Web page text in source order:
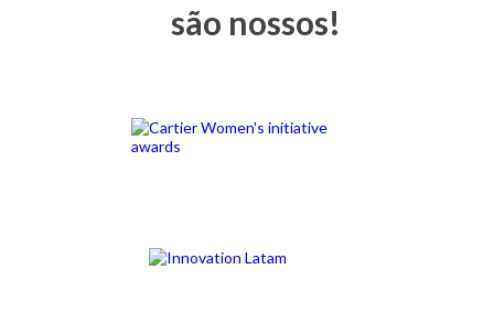
são nossos!